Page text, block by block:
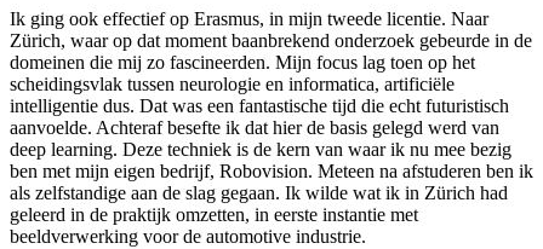
Ik ging ook effectief op Erasmus, in mijn tweede licentie. Naar
Zürich, waar op dat moment baanbrekend onderzoek gebeurde in de
domeinen die mij zo fascineerden. Mijn focus lag toen op het
scheidingsvlak tussen neurologie en informatica, artificiële
intelligentie dus. Dat was een fantastische tijd die echt futuristisch
aanvoelde. Achteraf besefte ik dat hier de basis gelegd werd van
deep learning. Deze techniek is de kern van waar ik nu mee bezig
ben met mijn eigen bedrijf, Robovision. Meteen na afstuderen ben ik
als zelfstandige aan de slag gegaan. Ik wilde wat ik in Zürich had
geleerd in de praktijk omzetten, in eerste instantie met
beeldverwerking voor de automotive industrie.